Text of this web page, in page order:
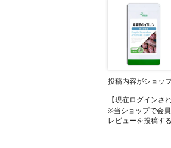
投稿内容がショッ
【現在ログインさ
※当ショップで会
レビューを投稿す